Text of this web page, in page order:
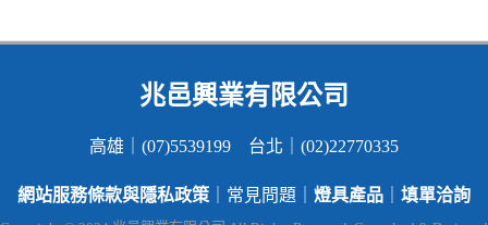
兆邑興業有限公司
高雄｜(07)5539199 台北｜(02)22770335
網站服務條款與隱私政策 ｜常見問題｜ 燈具產品 填單洽詢